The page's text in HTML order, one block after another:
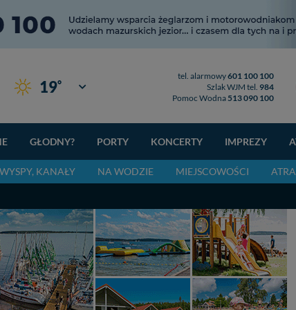
19° Giżycko
tel. alarmowy601 100 100
Szlak WJM tel. 984
Pomoc Wodna 513 090 100
GŁODNY? PORTY KONCERTY IMPREZY
KANAŁY NA WODZIE MIEJSCOWOŚCI